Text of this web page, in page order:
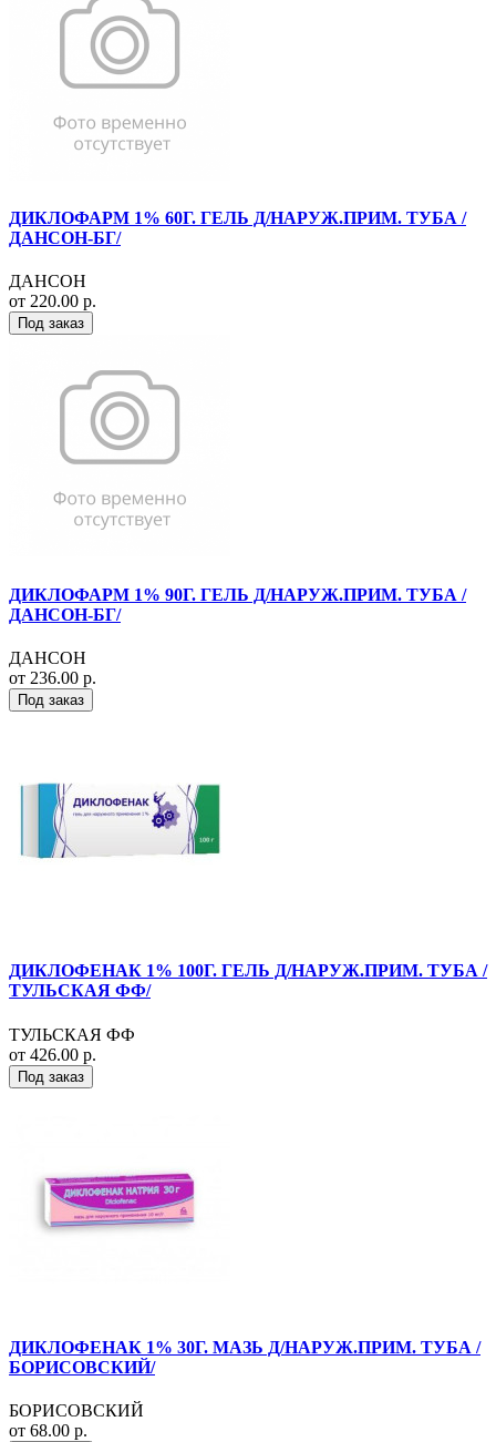
ДИКЛОФАРМ 1% 60Г. ГЕЛЬ Д/НАРУЖ.ПРИМ. ТУБА /
ДАНСОН-БГ/
ДАНСОН
от 220.00 р.
Под заказ
ДИКЛОФАРМ 1% 90Г. ГЕЛЬ Д/НАРУЖ.ПРИМ. ТУБА /
ДАНСОН-БГ/
ДАНСОН
от 236.00 р.
Под заказ
ДИКЛОФЕНАК 1% 100Г. ГЕЛЬ Д/НАРУЖ.ПРИМ. ТУБА /
ТУЛЬСКАЯ ФФ/
ТУЛЬСКАЯ ФФ
от 426.00 р.
Под заказ
ДИКЛОФЕНАК 1% 30Г. МАЗЬ Д/НАРУЖ.ПРИМ. ТУБА /
БОРИСОВСКИЙ/
БОРИСОВСКИЙ
от 68.00 р.